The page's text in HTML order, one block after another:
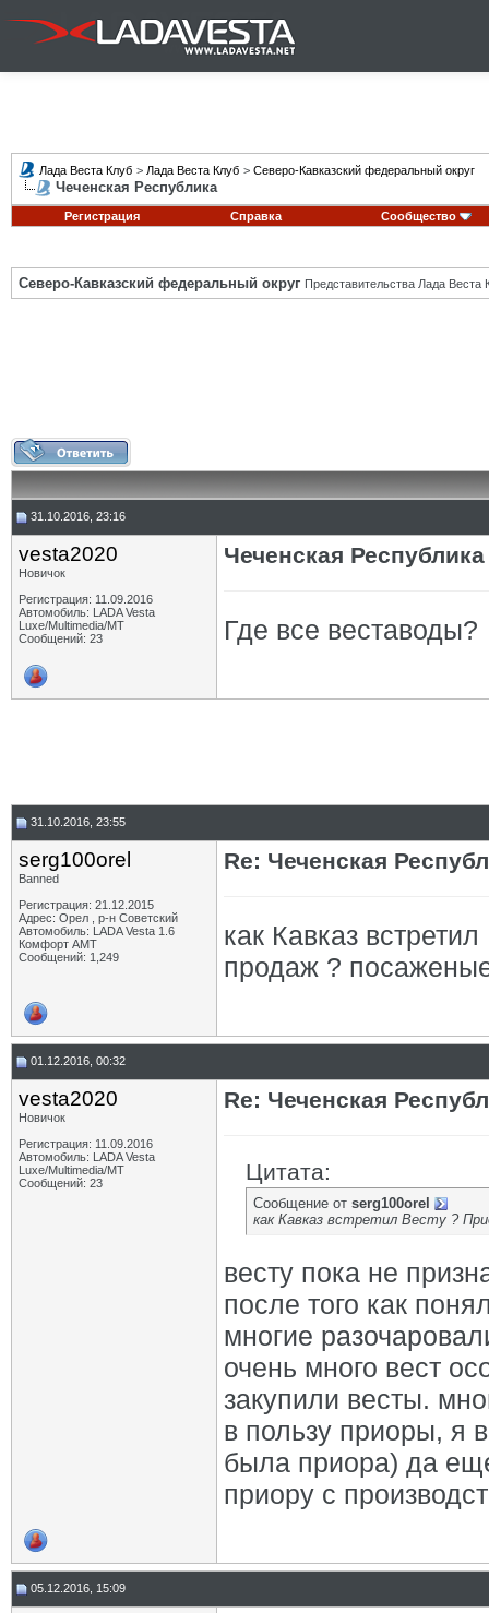
Лада Веста Клуб > Лада Веста Клуб > Северо-Кавказский федеральный округ
Чеченская Республика
Регистрация Справка Сообщество
Северо-Кавказский федеральный округ Представительства Лада Веста
31.10.2016, 23:16
vesta2020
Новичок
Регистрация: 11.09.2016
Автомобиль: LADA Vesta
Luxe/Multimedia/MT
Сообщений: 23
Чеченская Республика
Где все веставоды?
31.10.2016, 23:55
serg100orel
Banned
Регистрация: 21.12.2015
Адрес: Орел , р-н Советский
Автомобиль: LADA Vesta 1.6
Комфорт АМТ
Сообщений: 1,249
Re: Чеченская
как Кавказ
продаж ?
01.12.2016, 00:32
vesta2020
Новичок
Регистрация: 11.09.2016
Автомобиль: LADA Vesta
Luxe/Multimedia/MT
Сообщений: 23
Re: Чеченская
Цитата:
Сообщение от serg100orel
как Кавказ встретил Весту ?
весту пока не
после того как
многие
очень много вест
закупили весты.
в пользу приоры, я
была приора) да
приору с
05.12.2016, 15:09